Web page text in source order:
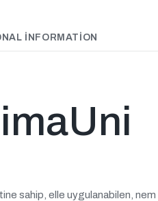
INFORMATION
sahip, elle uygulanabilen, nem